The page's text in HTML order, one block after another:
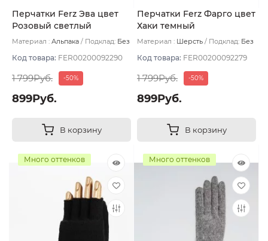
Перчатки Ferz Эва цвет
Розовый светлый
Материал : Альпака Подклад: Без
Код товара: FER00200092290
1 799Руб. -50%
899Руб.
В корзину
Перчатки Ferz Фарго цвет
Хаки темный
Материал : Шерсть Подклад: Без
Код товара: FER00200092279
1 799Руб. -50%
899Руб.
В корзину
Много оттенков Много оттенков